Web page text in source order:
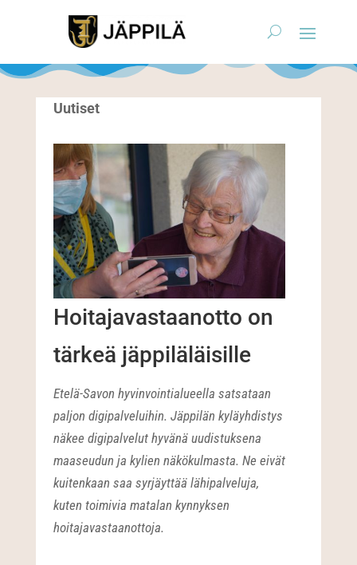
Uutiset
Hoitajavastaanotto on
tärkeä jäppiläläisille
Etelä-Savon hyvinvointialueella satsataan
paljon digipalveluihin. Jäppilän kyläyhdistys
näkee digipalvelut hyvänä uudistuksena
maaseudun ja kylien näkökulmasta. Ne eivät
kuitenkaan saa syrjäyttää lähipalveluja,
kuten toimivia matalan kynnyksen
hoitajavastaanottoja.